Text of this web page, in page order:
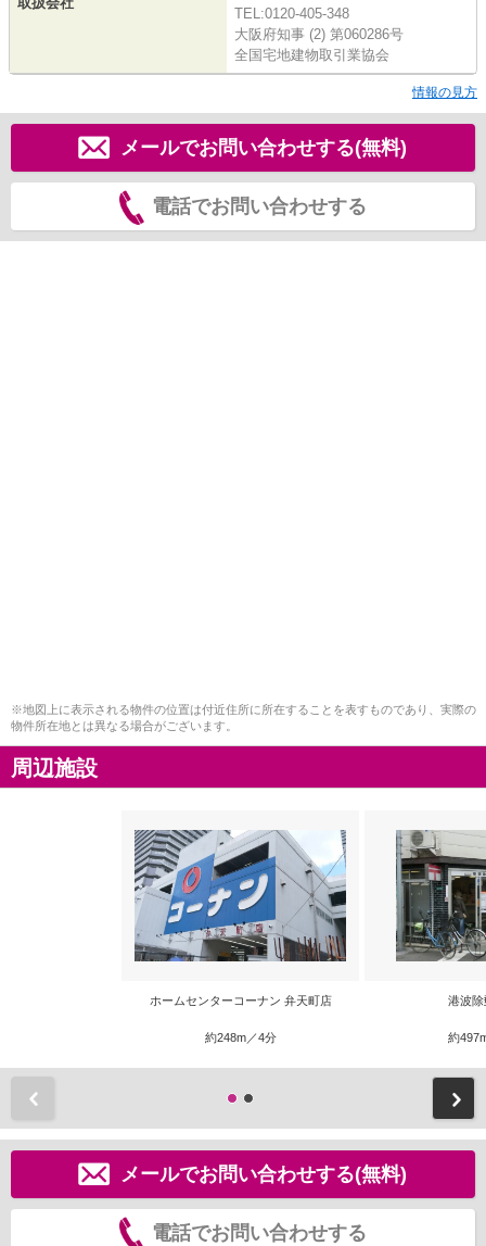
TEL:0120-405-348
大阪府知事 (2) 第060286号
全国宅地建物取引業協会
情報の見方
メールでお問い合わせする(無料)
電話でお問い合わせする
※地図上に表示される物件の位置は付近住所に所在することを表すものであり、実際の
物件所在地とは異なる場合がございます。
周辺施設
ホームセンターコーナン 弁天町店
約248m／4分
港波除
約
メールでお問い合わせする(無料)
電話でお問い合わせする